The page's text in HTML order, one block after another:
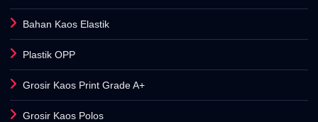
Bahan Kaos Elastik
Plastik OPP
Grosir Kaos Print Grade A+
Grosir Kaos Polos